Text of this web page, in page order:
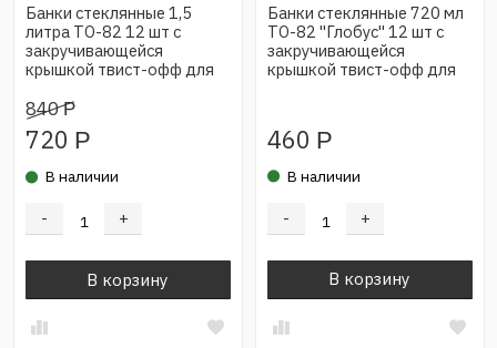
Банки стеклянные 1,5
литра ТО-82 12 шт с
закручивающейся
крышкой твист-офф для
крышки)
840Р
720 Р
В наличии
- +
В корзину
Банки стеклянные 720 мл
ТО-82 "Глобус" 12 шт с
закручивающейся
крышкой твист-офф для
460 Р
В наличии
- +
В корзину